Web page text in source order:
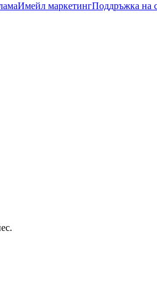
Имейл маркетингПоддръжка на